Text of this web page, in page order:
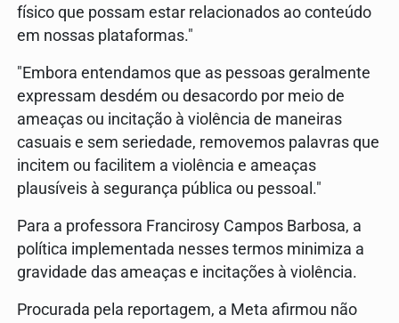
físico que possam estar relacionados ao conteúdo
em nossas plataformas."
"Embora entendamos que as pessoas geralmente
expressam desdém ou desacordo por meio de
ameaças ou incitação à violência de maneiras
casuais e sem seriedade, removemos palavras que
incitem ou facilitem a violência e ameaças
plausíveis ​​à segurança pública ou pessoal."
Para a professora Francirosy Campos Barbosa, a
política implementada nesses termos minimiza a
gravidade das ameaças e incitações à violência.
Procurada pela reportagem, a Meta afirmou não